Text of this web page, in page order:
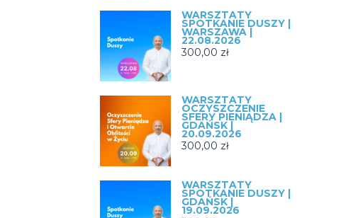
WARSZTATY
SPOTKANIE DUSZY |
WARSZAWA |
22.08.2026
300,00 zł
WARSZTATY
OCZYSZCZENIE
SFERY PIENIĄDZA |
GDAŃSK |
20.09.2026
300,00 zł
WARSZTATY
SPOTKANIE DUSZY |
GDAŃSK |
19.09.2026